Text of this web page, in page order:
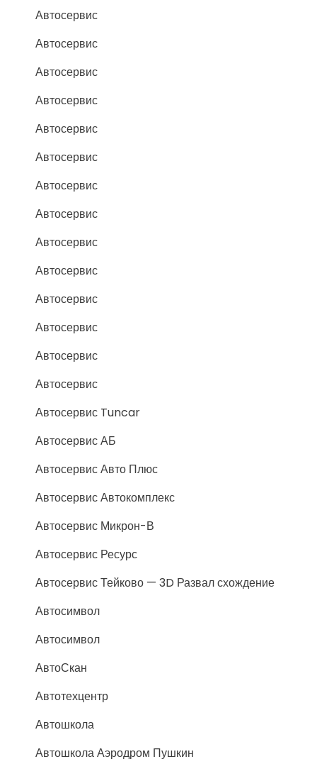
Автосервис
Автосервис
Автосервис
Автосервис
Автосервис
Автосервис
Автосервис
Автосервис
Автосервис
Автосервис
Автосервис
Автосервис
Автосервис
Автосервис
Автосервис Tuncar
Автосервис АБ
Автосервис Авто Плюс
Автосервис Автокомплекс
Автосервис Микрон-В
Автосервис Ресурс
Автосервис Тейково — 3D Развал схождение
Автосимвол
Автосимвол
АвтоСкан
Автотехцентр
Автошкола
Автошкола Аэродром Пушкин